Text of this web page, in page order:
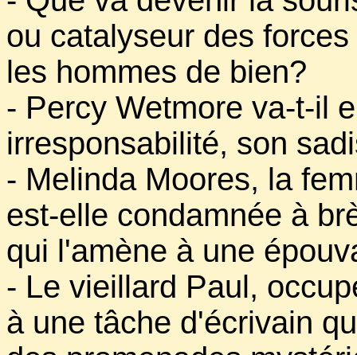
ou catalyseur des
les hommes de bien?
- Percy Wetmore va-t-il
irresponsabilité, son
- Melinda Moores, la
est-elle condamnée à
qui l'amène à une
- Le vieillard Paul,
à une tâche d'écrivain